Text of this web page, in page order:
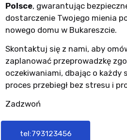
Polsce, gwarantując
dostarczenie Twojego mienia
nowego domu w Bukareszcie.
Skontaktuj się z nami, aby
zaplanować przeprowadzkę
oczekiwaniami, dbając o każdy
proces przebiegł bez stresu i
Zadzwoń
tel:793123456